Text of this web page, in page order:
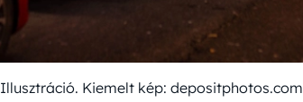
Illusztráció. Kiemelt kép: depositphotos.com